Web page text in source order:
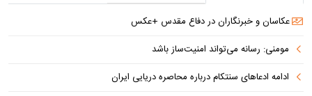
عکاسان و خبرنگاران در دفاع مقدس +عکس
مومنی: رسانه می‌تواند امنیت‌ساز باشد
ادامه ادعاهای سنتکام درباره محاصره دریایی ایران